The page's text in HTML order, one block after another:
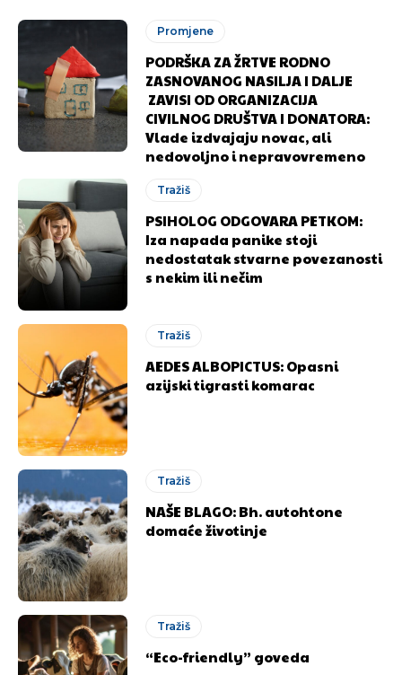
Promjene
PODRŠKA ZA ŽRTVE RODNO
ZASNOVANOG NASILJA I DALJE
ZAVISI OD ORGANIZACIJA
CIVILNOG DRUŠTVA I DONATORA:
Vlade izdvajaju novac, ali
nedovoljno i nepravovremeno
Tražiš
PSIHOLOG ODGOVARA PETKOM:
Iza napada panike stoji
nedostatak stvarne povezanosti
s nekim ili nečim
Tražiš
AEDES ALBOPICTUS: Opasni
azijski tigrasti komarac
Tražiš
NAŠE BLAGO: Bh. autohtone
domaće životinje
Tražiš
“Eco-friendly” goveda